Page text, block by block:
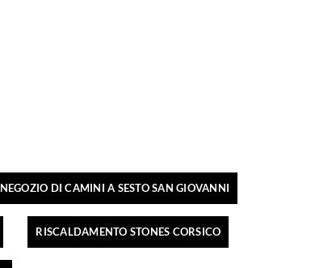
NEGOZIO DI CAMINI A SESTO SAN GIOVANNI
RISCALDAMENTO STONES CORSICO